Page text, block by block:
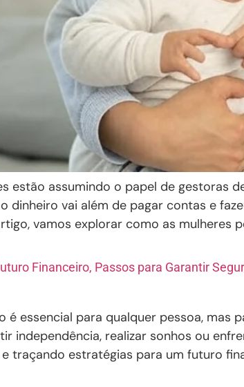
estão assumindo o papel de gestoras
dinheiro vai além de pagar contas e
vamos explorar como as mulheres
Financeiro, Passos para Garantir
é essencial para qualquer pessoa, mas
independência, realizar sonhos ou
traçando estratégias para um futuro